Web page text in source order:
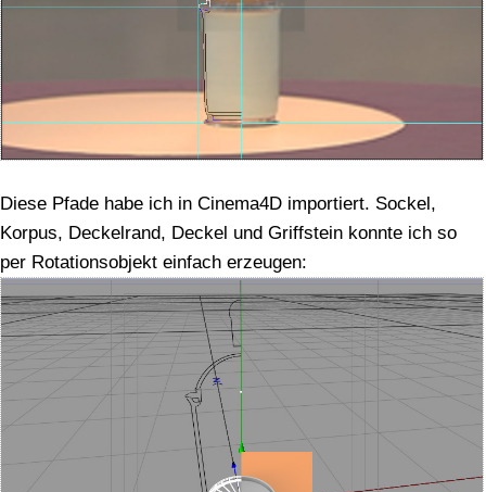
Diese Pfade habe ich in Cinema4D importiert. Sockel,
Korpus, Deckelrand, Deckel und Griffstein konnte ich so
per Rotationsobjekt einfach erzeugen: